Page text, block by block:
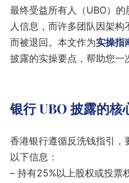
最终受益所有人（UBO）的
人信息，而许多团队因架
而被退回。本文作为实操指
披露的实操要点，帮助您一
银行 UBO 披露的核
香港银行遵循反洗钱指引，
以下信息：
– 持有25%以上股权或投票